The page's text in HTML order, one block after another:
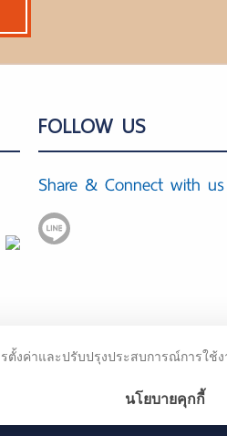
FOLLOW US
Share & Connect with us
รตั้งค่าและปรับปรุงประสบการณ์การใช้
นโยบายคุกกี้